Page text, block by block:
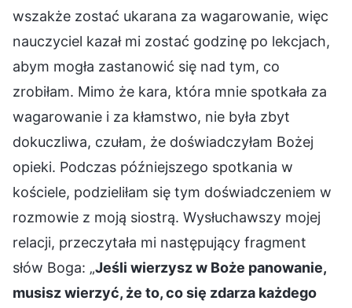
wszakże zostać ukarana za wagarowanie, więc
nauczyciel kazał mi zostać godzinę po lekcjach,
abym mogła zastanowić się nad tym, co
zrobiłam. Mimo że kara, która mnie spotkała za
wagarowanie i za kłamstwo, nie była zbyt
dokuczliwa, czułam, że doświadczyłam Bożej
opieki. Podczas późniejszego spotkania w
kościele, podzieliłam się tym doświadczeniem w
rozmowie z moją siostrą. Wysłuchawszy mojej
relacji, przeczytała mi następujący fragment
słów Boga: „Jeśli wierzysz w Boże panowanie,
musisz wierzyć, że to, co się zdarza każdego